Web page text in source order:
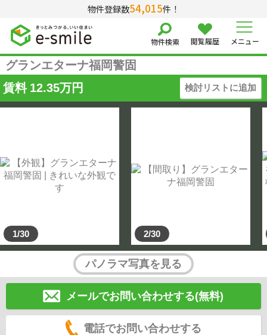
物件登録数54,015件！
物件検索 閲覧履歴 メニュー
グランエターナ福岡警固
賃料 12.35万円 検討リストに追加
1/30 2/30
パノラマ写真を見る
メールでお問い合わせする(無料)
電話でお問い合わせする